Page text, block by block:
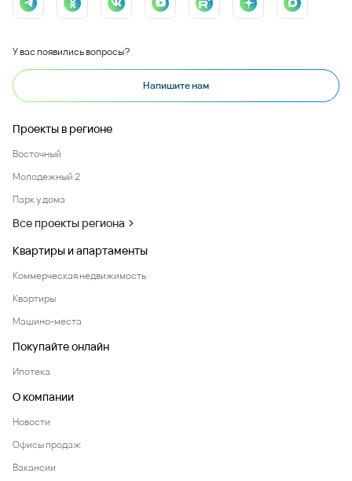
У вас появились вопросы?
Напишите нам
Проекты в регионе
Восточный
Молодежный 2
Парк у дома
Все проекты региона
Квартиры и апартаменты
Коммерческая недвижимость
Квартиры
Машино-места
Покупайте онлайн
Ипотека
О компании
Новости
Офисы продаж
Вакансии